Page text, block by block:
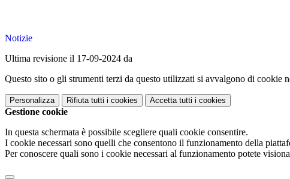
Notizie
Ultima revisione il 17-09-2024 da
Questo sito o gli strumenti terzi da questo utilizzati si avvalgono di cookie
Personalizza Rifiuta tutti i cookies Accetta tutti i cookies
Gestione cookie
In questa schermata è possibile scegliere quali cookie consentire.
I cookie necessari sono quelli che consentono il funzionamento della
Per conoscere quali sono i cookie necessari al funzionamento potete